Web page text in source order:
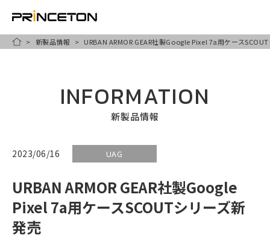
HOME新製品情報 URBAN ARMOR GEAR社製Google Pixel 7a用ケース
INFORMATION
新製品情報
2023/06/16 UAG
URBAN ARMOR GEAR社製Google
Pixel 7a用ケースSCOUTシリーズ新
発売